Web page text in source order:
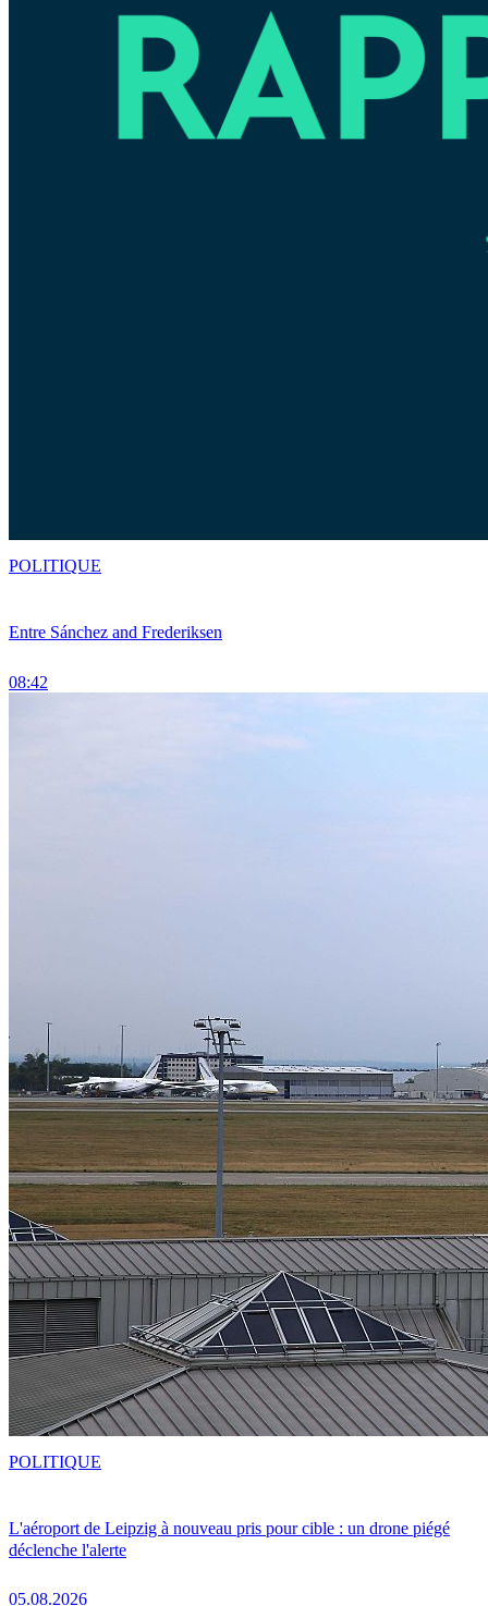
Entre Sánchez and Frederiksen
08:42
POLITIQUE
L'aéroport de Leipzig à nouveau pris pour cible : un drone piégé
déclenche l'alerte
05.08.2026
POLITIQUE